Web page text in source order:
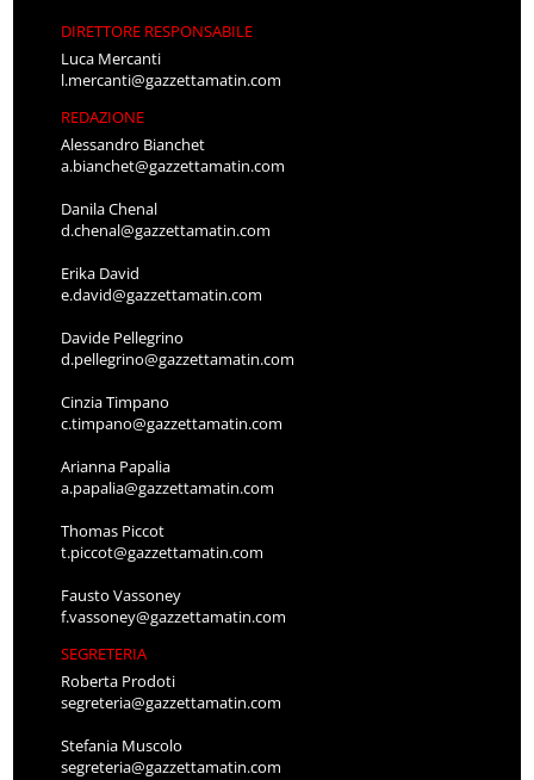
DIRETTORE RESPONSABILE
Luca Mercanti
l.mercanti@gazzettamatin.com
REDAZIONE
Alessandro Bianchet
a.bianchet@gazzettamatin.com
Danila Chenal
d.chenal@gazzettamatin.com
Erika David
e.david@gazzettamatin.com
Davide Pellegrino
d.pellegrino@gazzettamatin.com
Cinzia Timpano
c.timpano@gazzettamatin.com
Arianna Papalia
a.papalia@gazzettamatin.com
Thomas Piccot
t.piccot@gazzettamatin.com
Fausto Vassoney
f.vassoney@gazzettamatin.com
SEGRETERIA
Roberta Prodoti
segreteria@gazzettamatin.com
Stefania Muscolo
segreteria@gazzettamatin.com